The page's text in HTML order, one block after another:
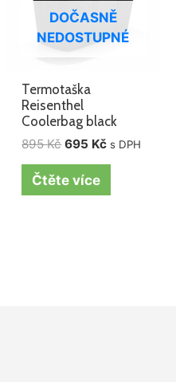
DOČASNĚ
NEDOSTUPNÉ
Termotaška
Reisenthel
Coolerbag black
895Kč 695 Kč s DPH
Čtěte více